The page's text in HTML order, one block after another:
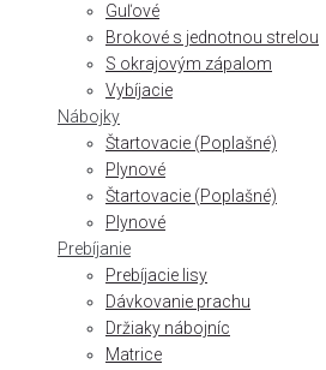
Guľové
Brokové s jednotnou strelou
S okrajovým zápalom
Vybíjacie
Nábojky
Štartovacie (Poplašné)
Plynové
Štartovacie (Poplašné)
Plynové
Prebíjanie
Prebíjacie lisy
Dávkovanie prachu
Držiaky nábojníc
Matrice